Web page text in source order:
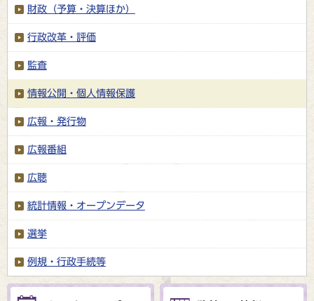
財政（予算・決算ほか）
行政改革・評価
監査
情報公開・個人情報保護
広報・発行物
広報番組
広聴
統計情報・オープンデータ
選挙
例規・行政手続等